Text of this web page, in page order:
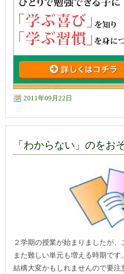
2011年09月22日
「わからない」のをお
２学期の授業が始まりましたが、
また難しい単元も増える時期で
結構大変かもしれませんので要注